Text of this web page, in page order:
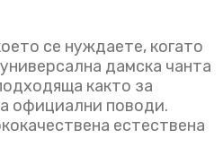
се нуждаете, когато
дамска чанта
както за
официални поводи.
естествена